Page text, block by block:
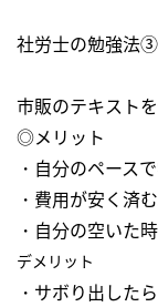
社労士の勉強法③
市販のテキスト
◎メリット
・自分のペース
・費用が安く済む
・自分の空いた
デメリット
・サボり出した